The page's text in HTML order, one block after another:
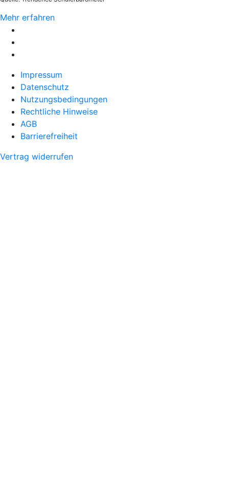
Mehr erfahren
Impressum
Datenschutz
Nutzungsbedingungen
Rechtliche Hinweise
AGB
Barrierefreiheit
Vertrag widerrufen